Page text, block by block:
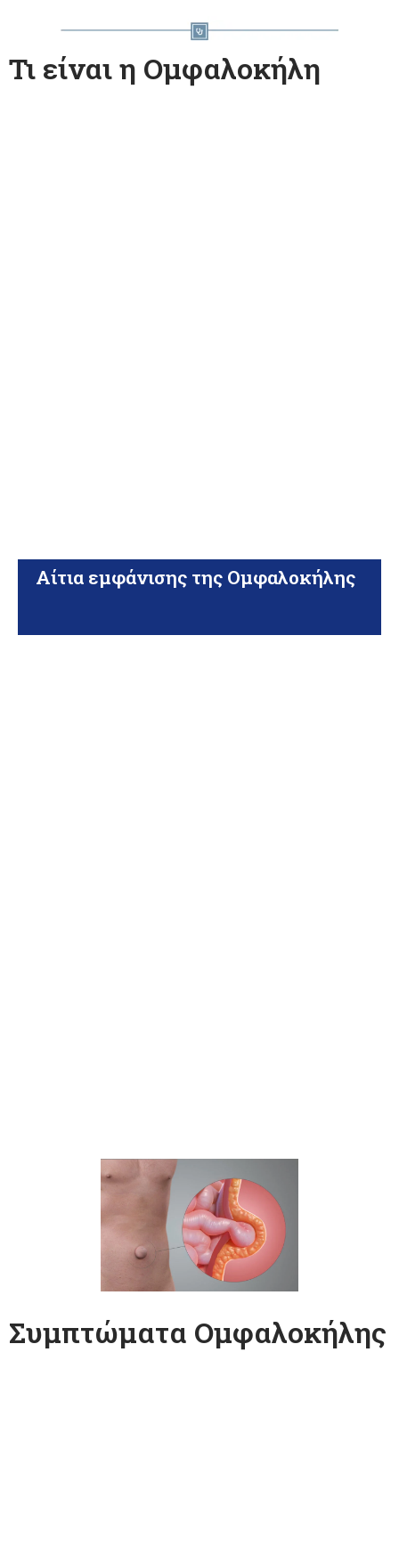
Τι είναι η Ομφαλοκήλη
Αίτια εμφάνισης της Ομφαλοκήλης
Συμπτώματα Ομφαλοκήλης